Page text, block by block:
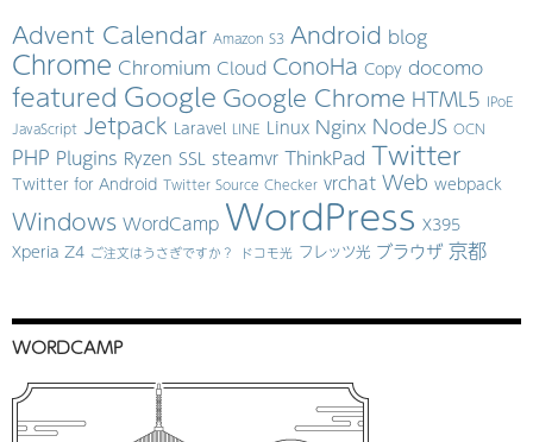
Advent Calendar Amazon S3 Android blog
Chrome Chromium Cloud ConoHa Copy docomo
featured Google Google Chrome HTML5 IPoE
JavaScript Jetpack Laravel LINE Linux Nginx NodeJS OCN
PHP Plugins Ryzen SSL steamvr ThinkPad Twitter
Twitter for Android Twitter Source Checker vrchat Web webpack
Windows WordCamp WordPress X395
Xperia Z4 ご注文はうさぎですか？ ドコモ光 フレッツ光 ブラウザ 京都
WORDCAMP